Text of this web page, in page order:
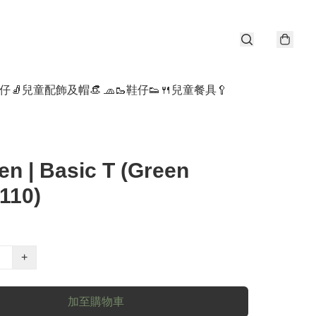
🧦 兒童配飾及帽👒 🧢🥾鞋仔👟 🍴兒童餐具🥄
| Basic T (Green
+
加至購物車